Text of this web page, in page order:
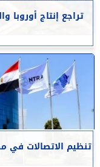
تراجع إنتاج أوروبا